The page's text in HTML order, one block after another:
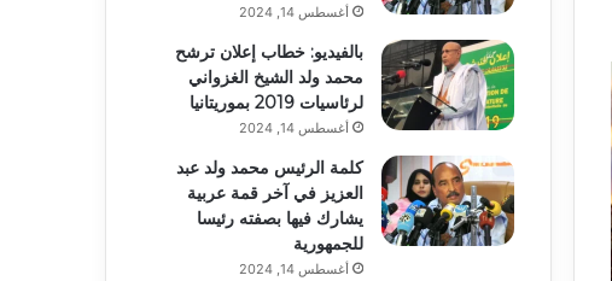
أغسطس 14, 2024
بالفيديو: خطاب إعلان ترشح
محمد ولد الشيخ الغزواني
لرئاسيات 2019 بموريتانيا
أغسطس 14, 2024
كلمة الرئيس محمد ولد عبد
العزيز في آخر قمة عربية
يشارك فيها بصفته رئيسا
للجمهورية
أغسطس 14, 2024